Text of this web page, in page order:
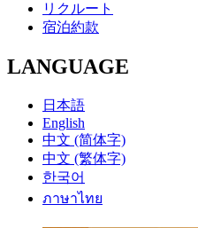
リクルート
宿泊約款
LANGUAGE
日本語
English
中文 (简体字)
中文 (繁体字)
한국어
ภาษาไทย